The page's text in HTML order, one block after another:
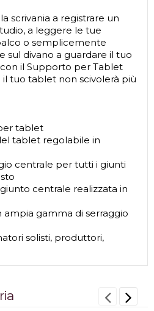
scrivania a registrare un
a leggere le tue
o semplicemente
sul divano a guardare il tuo
il Supporto per Tablet
il tuo tablet non scivolerà più
tablet
tablet regolabile in
centrale per tutti i giunti
centrale realizzata in
gamma di serraggio
solisti, produttori,